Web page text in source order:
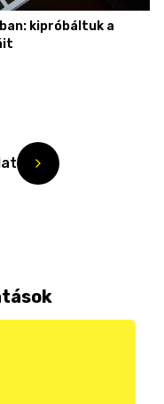
kipróbáltuk a